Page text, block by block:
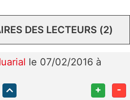
DES LECTEURS (2)
le 07/02/2016 à
+ -